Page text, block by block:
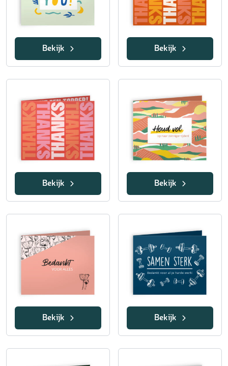
Bekijk Bekijk
Bekijk Bekijk
Bekijk Bekijk